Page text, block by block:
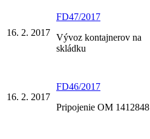
16. 2. 2017
FD47/2017
Vývoz kontajnerov na
skládku
16. 2. 2017
FD46/2017
Pripojenie OM 1412848